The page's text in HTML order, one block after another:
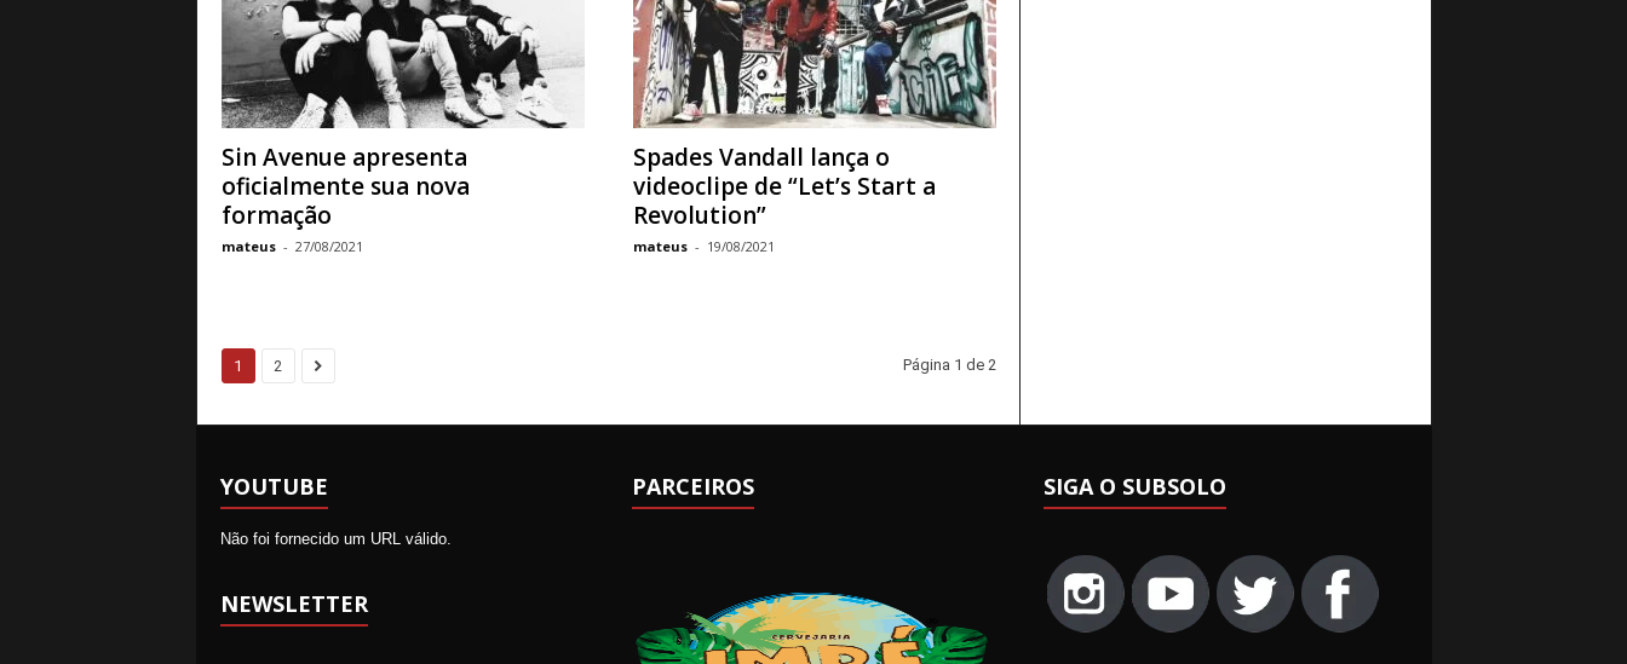
Sin Avenue apresenta
oficialmente sua nova
formação
mateus - 27/08/2021
Spades Vandall lança o
videoclipe de “Let’s Start a
Revolution”
mateus - 19/08/2021
1 2 Página 1 de 2
YOUTUBE
Não foi fornecido um URL válido.
NEWSLETTER
PARCEIROS SIGA O SUBSOLO